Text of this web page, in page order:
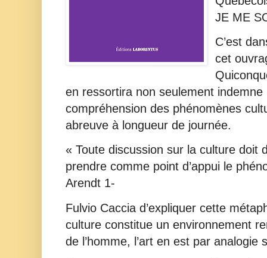
JE ME
C’est
cet
en ressortira non seulement
compréhension des phénomènes
abreuve à longueur de journée.
« Toute discussion sur la culture doit
prendre comme point d’appui le
Arendt 1-
Fulvio Caccia d’expliquer cette
culture constitue un environnement
de l’homme, l’art en est par analogie